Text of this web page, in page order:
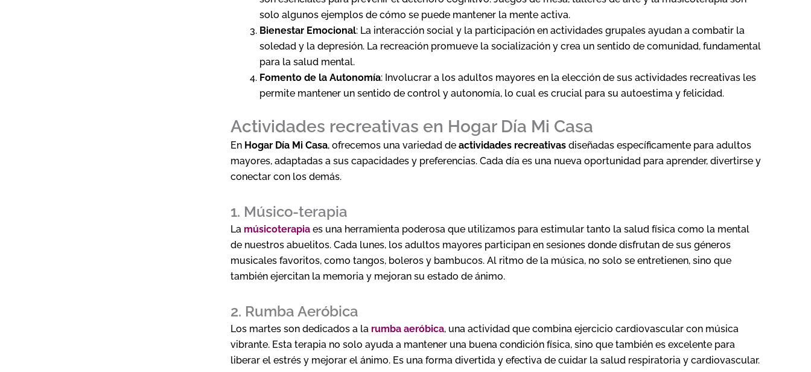
solo algunos ejemplos de cómo se puede mantener la mente activa.
Bienestar Emocional: La interacción social y la participación en actividades grupales ayudan a combatir la
soledad y la depresión. La recreación promueve la socialización y crea un sentido de comunidad, fundamental
para la salud mental.
Fomento de la Autonomía: Involucrar a los adultos mayores en la elección de sus actividades recreativas les
permite mantener un sentido de control y autonomía, lo cual es crucial para su autoestima y felicidad.
Actividades recreativas en Hogar Día Mi Casa
En Hogar Día Mi Casa, ofrecemos una variedad de actividades recreativas diseñadas específicamente para adultos
mayores, adaptadas a sus capacidades y preferencias. Cada día es una nueva oportunidad para aprender, divertirse y
conectar con los demás.
1. Músico-terapia
La músicoterapia es una herramienta poderosa que utilizamos para estimular tanto la salud física como la mental
de nuestros abuelitos. Cada lunes, los adultos mayores participan en sesiones donde disfrutan de sus géneros
musicales favoritos, como tangos, boleros y bambucos. Al ritmo de la música, no solo se entretienen, sino que
también ejercitan la memoria y mejoran su estado de ánimo.
2. Rumba Aeróbica
Los martes son dedicados a la rumba aeróbica, una actividad que combina ejercicio cardiovascular con música
vibrante. Esta terapia no solo ayuda a mantener una buena condición física, sino que también es excelente para
liberar el estrés y mejorar el ánimo. Es una forma divertida y efectiva de cuidar la salud respiratoria y cardiovascular.